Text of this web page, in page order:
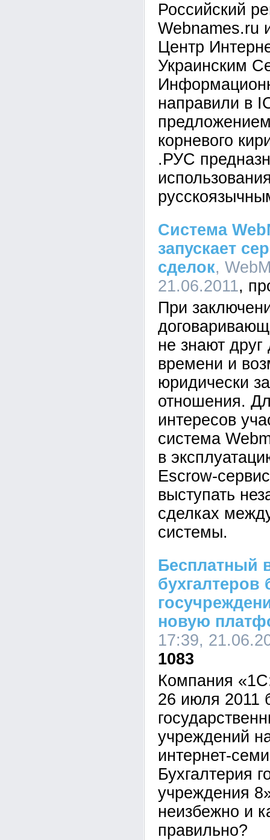
Российский
Webnames.ru
Центр
Украинским
направили в
корневого
.РУС
Система
запускает
сделок,
21.06.2011
При
не знают
времени и
юридически
отношения.
интересов
система
в
Escrow-
выступать
сделках
системы.
Бесплатный
новую
17:39,
1083
Компания
26 июля 2011
учреждений
интернет-
Бухгалтерия
учреждения
неизбежно и
правильно?